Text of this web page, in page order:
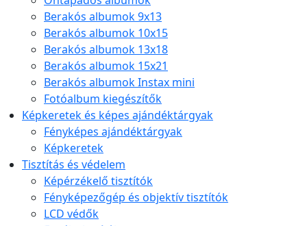
Berakós albumok 9x13
Berakós albumok 10x15
Berakós albumok 13x18
Berakós albumok 15x21
Berakós albumok Instax mini
Fotóalbum kiegészítők
Képkeretek és képes ajándéktárgyak
Fényképes ajándéktárgyak
Képkeretek
Tisztítás és védelem
Képérzékelő tisztítók
Fényképezőgép és objektív tisztítók
LCD védők